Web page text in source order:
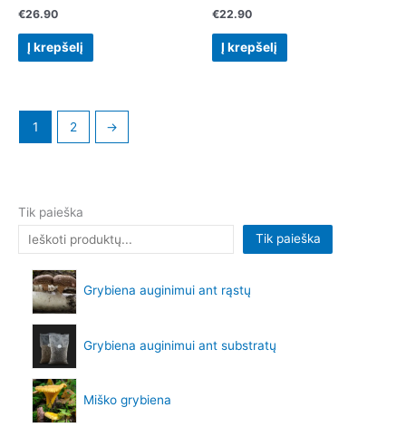
€26.90
Į krepšelį
€22.90
Į krepšelį
1 2 →
Tik paieška
Tik paieška
Grybiena auginimui ant rąstų
Grybiena auginimui ant substratų
Miško grybiena